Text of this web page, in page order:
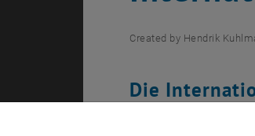
Created by Hendrik
Die